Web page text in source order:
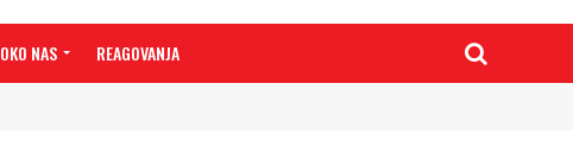
OKO NAS REAGOVANJA